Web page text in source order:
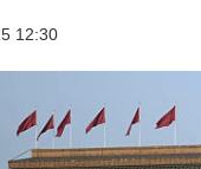
12:30